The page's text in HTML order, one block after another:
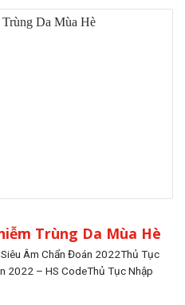
Trùng Da Mùa Hè
Âm Chẩn Đoán 2022Thủ Tục
2022 – HS CodeThủ Tục Nhập